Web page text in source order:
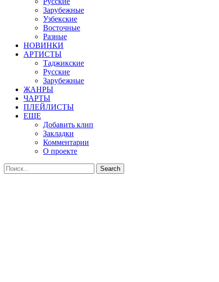
Зарубежные
Узбекские
Восточные
Разные
НОВИНКИ
АРТИСТЫ
Таджикские
Русские
Зарубежные
ЖАНРЫ
ЧАРТЫ
ПЛЕЙЛИСТЫ
ЕЩЕ
Добавить клип
Закладки
Комментарии
О проекте